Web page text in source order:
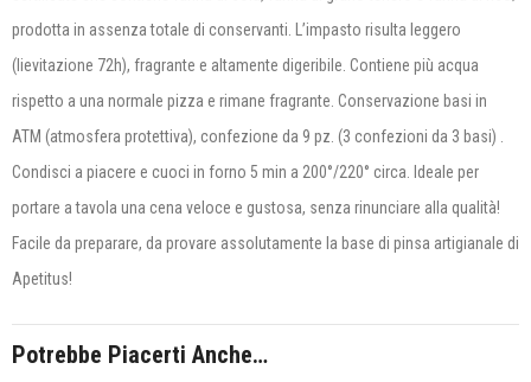
prodotta in assenza totale di conservanti. L’impasto risulta leggero
(lievitazione 72h), fragrante e altamente digeribile. Contiene più acqua
rispetto a una normale pizza e rimane fragrante. Conservazione basi in
ATM (atmosfera protettiva), confezione da 9 pz. (3 confezioni da 3 basi) .
Condisci a piacere e cuoci in forno 5 min a 200°/220° circa. Ideale per
portare a tavola una cena veloce e gustosa, senza rinunciare alla qualità!
Facile da preparare, da provare assolutamente la base di pinsa artigianale di
Apetitus!
Potrebbe Piacerti Anche…